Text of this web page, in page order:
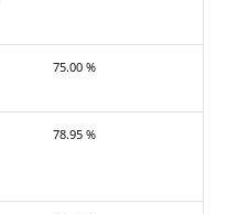
75.00 %
78.95 %